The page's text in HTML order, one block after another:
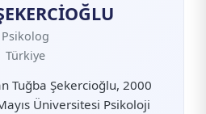
Psikolog
Türkiye
Tuğba Şekercioğlu, 2000
Üniversitesi Psikoloji